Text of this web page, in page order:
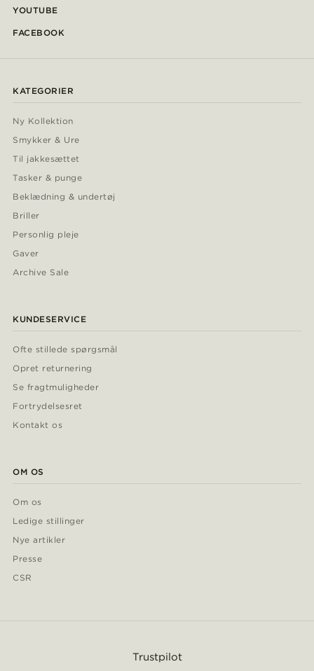
YOUTUBE
FACEBOOK
KATEGORIER
Ny Kollektion
Smykker & Ure
Til jakkesættet
Tasker & punge
Beklædning & undertøj
Briller
Personlig pleje
Gaver
Archive Sale
KUNDESERVICE
Ofte stillede spørgsmål
Opret returnering
Se fragtmuligheder
Fortrydelsesret
Kontakt os
OM OS
Om os
Ledige stillinger
Nye artikler
Presse
CSR
Trustpilot